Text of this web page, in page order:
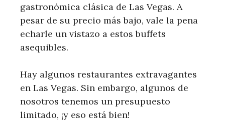
gastronómica clásica de Las Vegas. A
pesar de su precio más bajo, vale la pena
echarle un vistazo a estos buffets
asequibles.
Hay algunos restaurantes extravagantes
en Las Vegas. Sin embargo, algunos de
nosotros tenemos un presupuesto
limitado, ¡y eso está bien!